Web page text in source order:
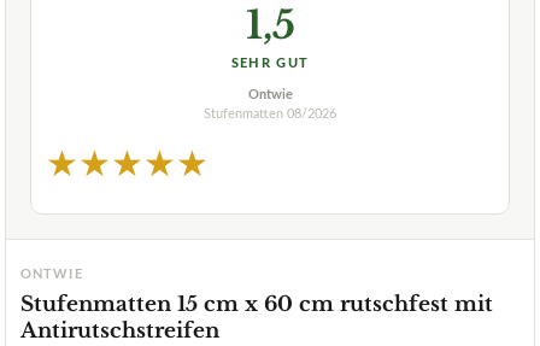
1,5
SEHR GUT
Ontwie
Stufenmatten 08/2026
★★★★★
ONTWIE
Stufenmatten 15 cm x 60 cm rutschfest mit
Antirutschstreifen